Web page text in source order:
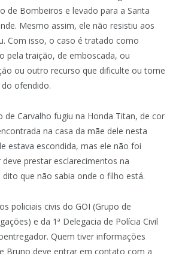
de Bombeiros e levado para a Santa
Mesmo assim, ele não resistiu aos
Com isso, o caso é tratado como
pela traição, de emboscada, ou
ou outro recurso que dificulte ou torne
ofendido.
de Carvalho fugiu na Honda Titan, de cor
na casa da mãe dele nesta
estava escondida, mas ele não foi
prestar esclarecimentos na
dito que não sabia onde o filho está.
policiais civis do GOI (Grupo de
e da 1ª Delegacia de Polícia Civil
Quem tiver informações
Bruno deve entrar em contato com a